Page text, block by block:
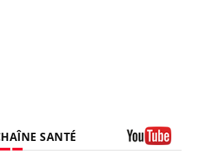
SANTÉ